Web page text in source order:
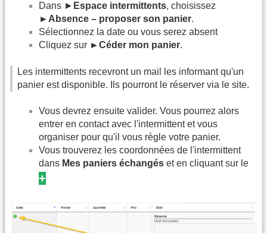
Dans ► Espace intermittents, choisissez
►Absence – proposer son panier.
Sélectionnez la date ou vous serez absent
Cliquez sur ►Céder mon panier.
Les intermittents recevront un mail les informant qu'un
panier est disponible. Ils pourront le réserver via le site.
Vous devrez ensuite valider. Vous pourrez alors
entrer en contact avec l'intermittent et vous
organiser pour qu'il vous règle votre panier.
Vous trouverez les coordonnées de l'intermittent
dans Mes paniers échangés et en cliquant sur le
+